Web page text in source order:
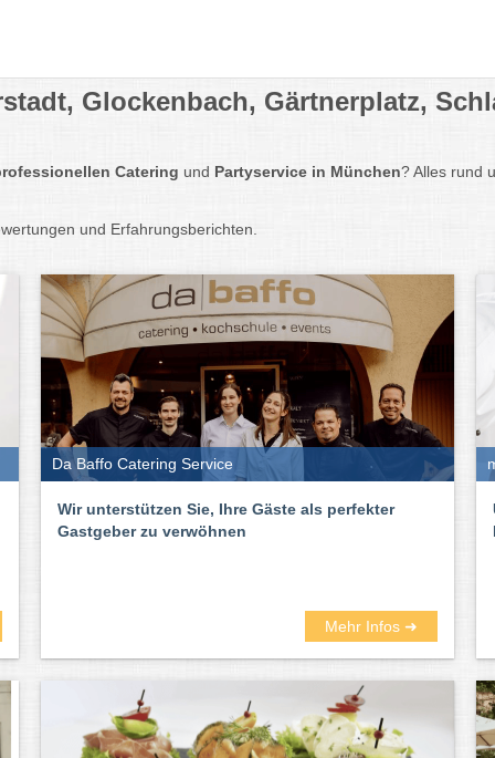
Glockenbach, Gärtnerplatz,
Catering und Partyservice in München? Alles rund
und Erfahrungsberichten.
Da Baffo Catering Service
Wir unterstützen Sie, Ihre Gäste als perfekter
Gastgeber zu verwöhnen
Mehr Infos ➜